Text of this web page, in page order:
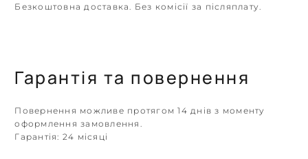
Безкоштовна доставка. Без комісії за післяплату.
Гарантія та повернення
Повернення можливе протягом 14 днів з моменту
оформлення замовлення.
Гарантія: 24 місяці